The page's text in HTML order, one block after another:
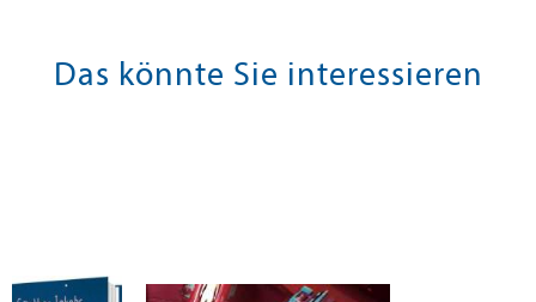
Das könnte Sie interessieren